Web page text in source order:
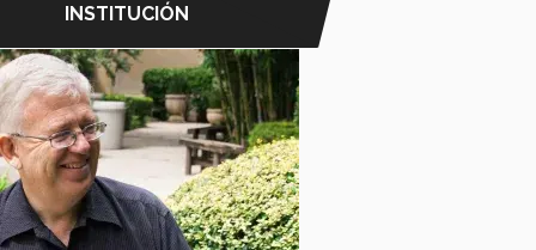
INSTITUCIÓN